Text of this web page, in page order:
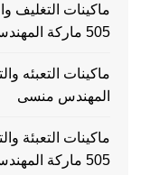
ماكينات التغليف
505 ماركة المهندس منسى
المهندس منسى
ماكينات التعبئة
505 ماركة المهندس منسى